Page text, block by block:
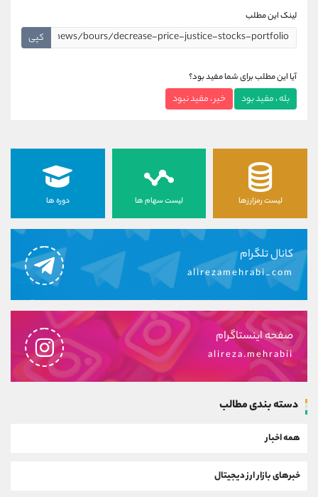
لینک این مطلب
کپی
آیا این مطلب برای شما مفید بود؟
بله ، مفید بود خیر ، مفید نبود
لیست رمزارزها لیست سهام ها دوره ها
کانال تلگرام
alirezamehrabi_com
صفحه اینستاگرام
alireza.mehrabii
دسته بندی مطالب
همه اخبار
خبرهای بازار ارز دیجیتال